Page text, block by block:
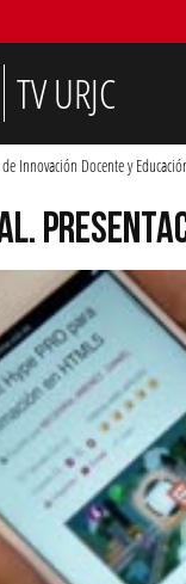
TV URJC
Innovación Docente y